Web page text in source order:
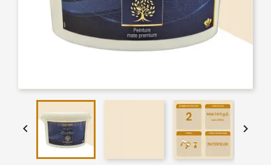
 